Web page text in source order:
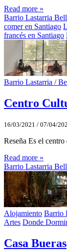
Read more »
Barrio Lastarria
comer en Santiago
francés en Santiago
Barrio Lastarria /
Centro
16/03/2021 / 07/04/
Reseña Es el
Read more »
Barrio Lastarria
Alojamiento Barrio
Artes Donde
Casa Bueras